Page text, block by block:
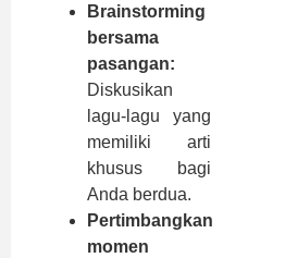
Brainstorming
bersama
pasangan:
Diskusikan
lagu-lagu yang
memiliki arti
khusus bagi
Anda berdua.
Pertimbangkan
momen